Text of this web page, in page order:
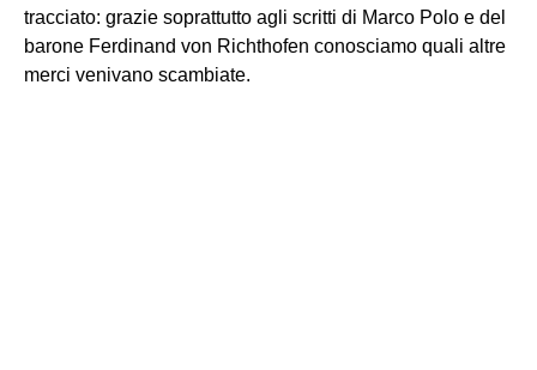
tracciato: grazie soprattutto agli scritti di Marco Polo e del
barone Ferdinand von Richthofen conosciamo quali altre
merci venivano scambiate.